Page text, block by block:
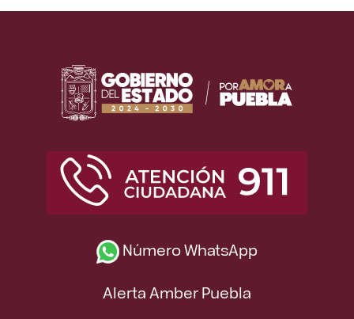
Número WhatsApp
Alerta Amber Puebla